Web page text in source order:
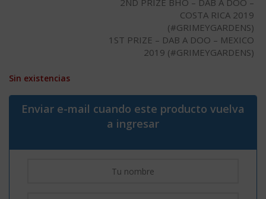
2ND PRIZE BHO – DAB A DOO –
COSTA RICA 2019
(#GRIMEYGARDENS)
1ST PRIZE – DAB A DOO – MEXICO
2019 (#GRIMEYGARDENS)
Sin existencias
Enviar e-mail cuando este producto vuelva
a ingresar